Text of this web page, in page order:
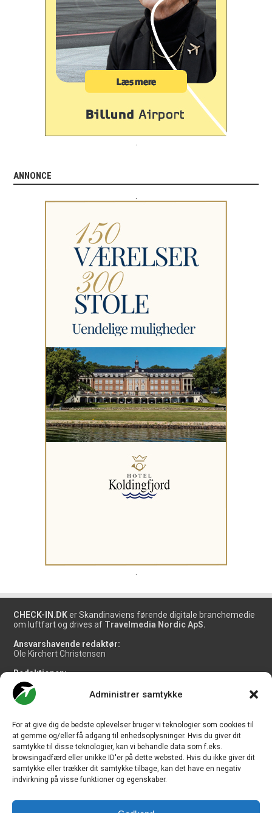
Administrer samtykke
For at give dig de bedste oplevelser bruger vi teknologier som cookies til
at gemme og/eller få adgang til enhedsoplysninger. Hvis du giver dit
samtykke til disse teknologier, kan vi behandle data som f.eks.
browsingadfærd eller unikke ID'er på dette websted. Hvis du ikke giver dit
samtykke eller trækker dit samtykke tilbage, kan det have en negativ
indvirkning på visse funktioner og egenskaber.
ANNONCE
CHECK-IN.DK er Skandinaviens førende digitale branchemedie
om luftfart og drives af Travelmedia Nordic ApS.
Ansvarshavende redaktør:
Ole Kirchert Christensen
Redaktionen:
Christian Granhøj Skouboe
Henrik Baumgarten
Danny Longhi Andreasen
Salg og jobannoncer:
salg@travelmedianordic.com
Vi tager ansvar for indholdet og er tilmeldt